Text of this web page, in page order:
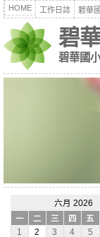
HOME 工作日誌 碧華
碧
碧華國
六月 2026
一
二 三 四 五
1
2 3 4 5